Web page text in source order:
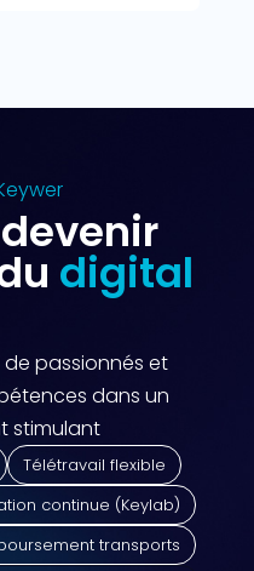
digital
passionnés et
dans un
stimulant
Télétravail flexible
continue (Keylab)
transports